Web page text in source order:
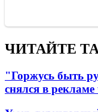
ЧИТАЙТЕ
"Горжусь быть
снялся в рекламе